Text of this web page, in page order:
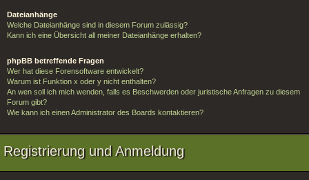
Dateianhänge
Welche Dateianhänge sind in diesem Forum zulässig?
Kann ich eine Übersicht all meiner Dateianhänge erhalten?
phpBB betreffende Fragen
Wer hat diese Forensoftware entwickelt?
Warum ist Funktion x oder y nicht enthalten?
An wen soll ich mich wenden, falls es Beschwerden oder juristische Anfragen zu diesem
Forum gibt?
Wie kann ich einen Administrator des Boards kontaktieren?
Registrierung und Anmeldung